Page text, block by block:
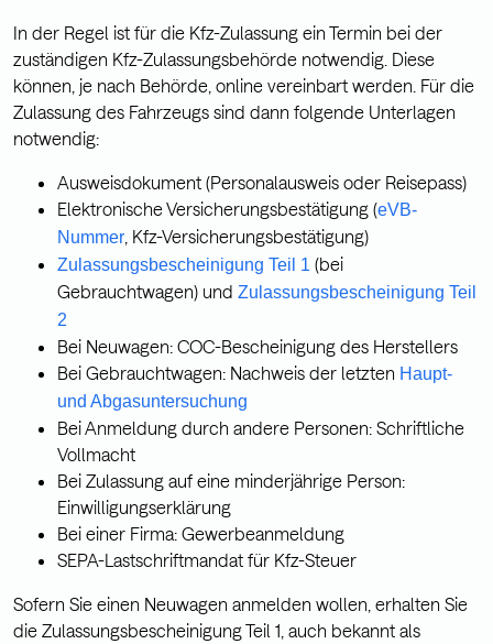
In der Regel ist für die Kfz-Zulassung ein Termin bei der
zuständigen Kfz-Zulassungsbehörde notwendig. Diese
können, je nach Behörde, online vereinbart werden. Für die
Zulassung des Fahrzeugs sind dann folgende Unterlagen
notwendig:
Ausweisdokument (Personalausweis oder Reisepass)
Elektronische Versicherungsbestätigung (eVB-
Nummer , Kfz-Versicherungsbestätigung)
Zulassungsbescheinigung Teil 1 (bei
Gebrauchtwagen) und Zulassungsbescheinigung Teil
2
Bei Neuwagen: COC-Bescheinigung des Herstellers
Bei Gebrauchtwagen: Nachweis der letzten Haupt-
und Abgasuntersuchung
Bei Anmeldung durch andere Personen: Schriftliche
Vollmacht
Bei Zulassung auf eine minderjährige Person:
Einwilligungserklärung
Bei einer Firma: Gewerbeanmeldung
SEPA-Lastschriftmandat für Kfz-Steuer
Sofern Sie einen Neuwagen anmelden wollen, erhalten Sie
die Zulassungsbescheinigung Teil 1, auch bekannt als